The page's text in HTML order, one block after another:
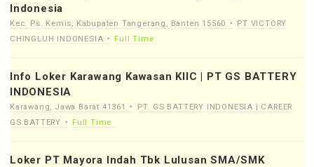
Indonesia
Kec. Ps. Kemis, Kabupaten Tangerang, Banten 15560
PT VICTORY
CHINGLUH INDONESIA
Full Time
Info Loker Karawang Kawasan KIIC | PT GS BATTERY
INDONESIA
Karawang, Jawa Barat 41361
PT. GS BATTERY INDONESIA | CAREER
GS BATTERY
Full Time
Loker PT Mayora Indah Tbk Lulusan SMA/SMK